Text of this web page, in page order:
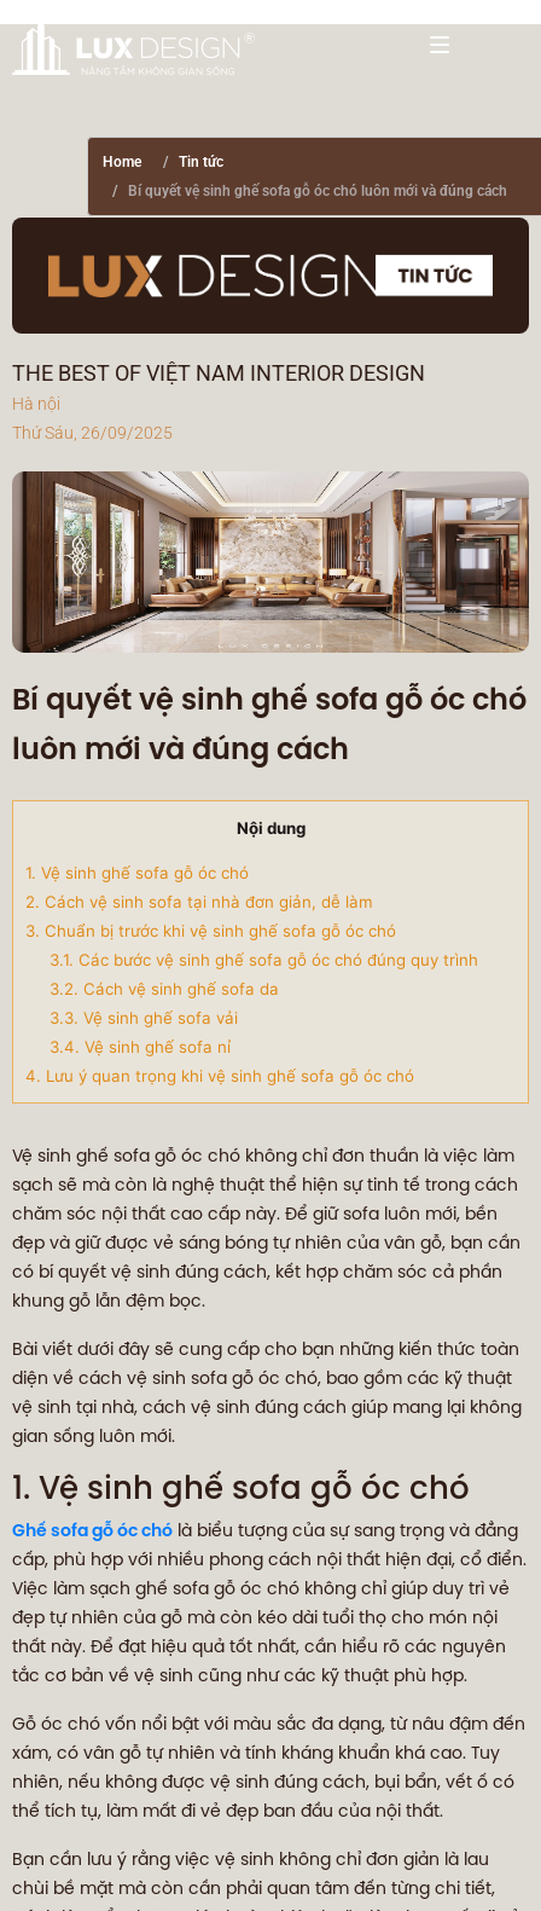
Home
Tin tức
Bí quyết vệ sinh ghế sofa gỗ óc chó luôn mới và đúng cách
THE BEST OF VIỆT NAM INTERIOR DESIGN
Hà nội
Thứ Sáu, 26/09/2025
Bí quyết vệ sinh ghế sofa gỗ óc chó
luôn mới và đúng cách
Nội dung
1. Vệ sinh ghế sofa gỗ óc chó
2. Cách vệ sinh sofa tại nhà đơn giản, dễ làm
3. Chuẩn bị trước khi vệ sinh ghế sofa gỗ óc chó
3.1. Các bước vệ sinh ghế sofa gỗ óc chó đúng quy trình
3.2. Cách vệ sinh ghế sofa da
3.3. Vệ sinh ghế sofa vải
3.4. Vệ sinh ghế sofa nỉ
4. Lưu ý quan trọng khi vệ sinh ghế sofa gỗ óc chó
Vệ sinh ghế sofa gỗ óc chó không chỉ đơn thuần là việc làm
sạch sẽ mà còn là nghệ thuật thể hiện sự tinh tế trong cách
chăm sóc nội thất cao cấp này. Để giữ sofa luôn mới, bền
đẹp và giữ được vẻ sáng bóng tự nhiên của vân gỗ, bạn cần
có bí quyết vệ sinh đúng cách, kết hợp chăm sóc cả phần
khung gỗ lẫn đệm bọc.
Bài viết dưới đây sẽ cung cấp cho bạn những kiến thức toàn
diện về cách vệ sinh sofa gỗ óc chó, bao gồm các kỹ thuật
vệ sinh tại nhà, cách vệ sinh đúng cách giúp mang lại không
gian sống luôn mới.
1. Vệ sinh ghế sofa gỗ óc chó
Ghế sofa gỗ óc chó là biểu tượng của sự sang trọng và đẳng
cấp, phù hợp với nhiều phong cách nội thất hiện đại, cổ điển.
Việc làm sạch ghế sofa gỗ óc chó không chỉ giúp duy trì vẻ
đẹp tự nhiên của gỗ mà còn kéo dài tuổi thọ cho món nội
thất này. Để đạt hiệu quả tốt nhất, cần hiểu rõ các nguyên
tắc cơ bản về vệ sinh cũng như các kỹ thuật phù hợp.
Gỗ óc chó vốn nổi bật với màu sắc đa dạng, từ nâu đậm đến
xám, có vân gỗ tự nhiên và tính kháng khuẩn khá cao. Tuy
nhiên, nếu không được vệ sinh đúng cách, bụi bẩn, vết ố có
thể tích tụ, làm mất đi vẻ đẹp ban đầu của nội thất.
Bạn cần lưu ý rằng việc vệ sinh không chỉ đơn giản là lau
chùi bề mặt mà còn cần phải quan tâm đến từng chi tiết,